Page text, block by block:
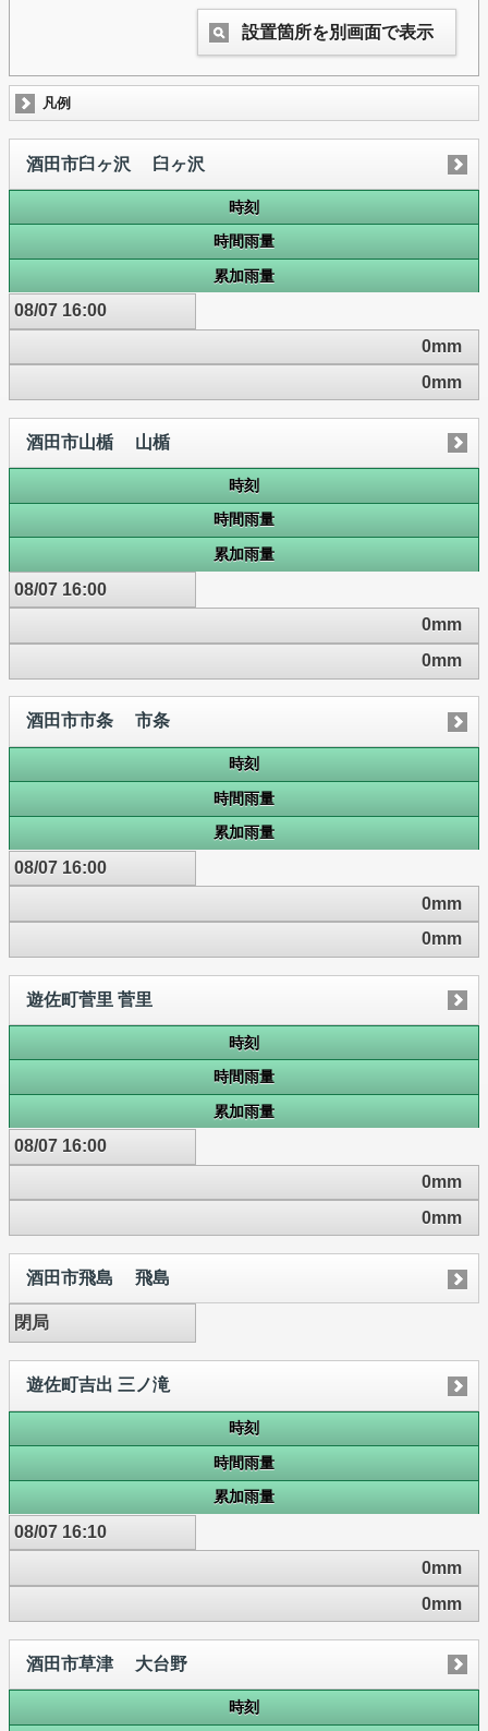
設置箇所を別画面で表示
凡例
酒田市臼ヶ沢 臼ヶ沢
時刻
時間雨量
累加雨量
08/07 16:00
0mm
0mm
酒田市山楯 山楯
時刻
時間雨量
累加雨量
08/07 16:00
0mm
0mm
酒田市市条 市条
時刻
時間雨量
累加雨量
08/07 16:00
0mm
0mm
遊佐町菅里 菅里
時刻
時間雨量
累加雨量
08/07 16:00
0mm
0mm
酒田市飛島 飛島
閉局
遊佐町吉出 三ノ滝
時刻
時間雨量
累加雨量
08/07 16:10
0mm
0mm
酒田市草津 大台野
時刻